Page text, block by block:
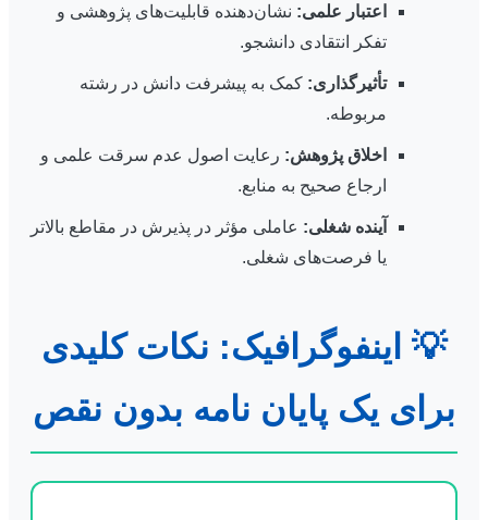
اعتبار علمی: نشان‌دهنده قابلیت‌های پژوهشی و
تفکر انتقادی دانشجو.
تأثیرگذاری: کمک به پیشرفت دانش در رشته
مربوطه.
اخلاق پژوهش: رعایت اصول عدم سرقت علمی و
ارجاع صحیح به منابع.
آینده شغلی: عاملی مؤثر در پذیرش در مقاطع بالاتر
یا فرصت‌های شغلی.
💡 اینفوگرافیک: نکات کلیدی
برای یک پایان نامه بدون نقص